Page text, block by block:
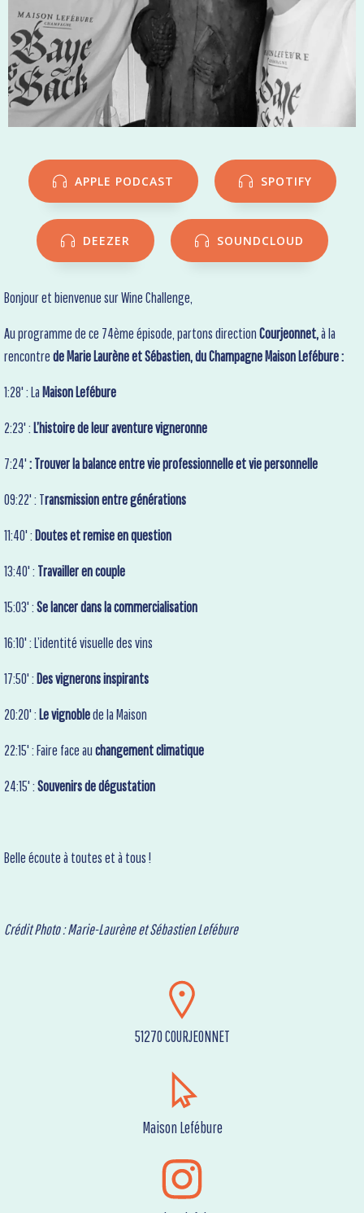
APPLE PODCAST SPOTIFY
DEEZER SOUNDCLOUD
Bonjour et bienvenue sur Wine Challenge,
Au programme de ce 74ème épisode, partons directionCourjeonnet,à la
rencontrede Marie Laurène et Sébastien, du Champagne Maison Lefébure :
1:28' : La Maison Lefébure
2:23' : L’histoire de leur aventure vigneronne
7:24': Trouver la balance entre vie professionnelle et vie personnelle
09:22' : Transmission entre générations
11:40' : Doutes et remise en question
13:40' : Travailler en couple
15:03' :Se lancer dans la commercialisation
16:10' : L’identité visuelle des vins
17:50' : Des vignerons inspirants
20:20' : Le vignoblede la Maison
22:15' : Faire face auchangement climatique
24:15' :Souvenirs de dégustation
Belle écoute à toutes et à tous !
Crédit Photo : Marie-Laurène et Sébastien Lefébure
51270 COURJEONNET
Maison Lefébure